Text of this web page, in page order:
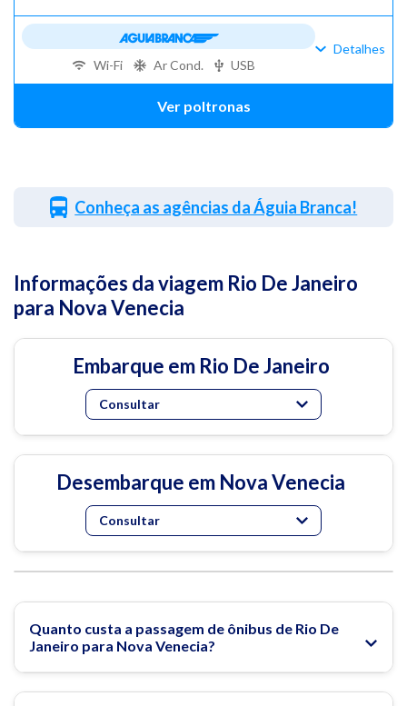
Ver poltronas
Wi-Fi Ar Cond. USB
Detalhes
Conheça as agências da Águia Branca!
Informações da viagem Rio De Janeiro
para Nova Venecia
Embarque em Rio De Janeiro
Consultar
Desembarque em Nova Venecia
Consultar
Quanto custa a passagem de ônibus de Rio De
Janeiro para Nova Venecia?